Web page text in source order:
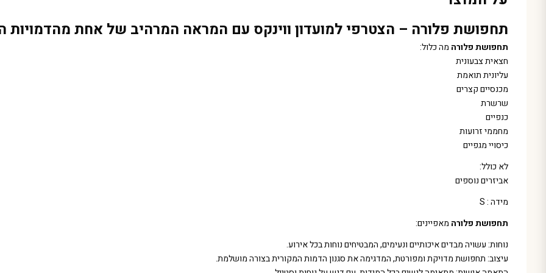
תחפושת פלורה – הצטרפי למועדון ווינקס עם המראה המרהיב של אחת מהדמויות
תחפושת פלורה מה כלול:
חצאית צבעונית
עליונית תואמת
מכנסיים קצרים
שרשרת
כנפיים
מחממי זרועות
כיסויי מגפיים
לא כולל:
אביזרים נוספים
מידה : S
תחפושת פלורה מאפיינים:
נוחות: עשויה מבדים איכותיים ונעימים, המבטיחים נוחות בכל אירוע.
עיצוב: תחפושת מדויקת ומפורטת, המדגימה את סגנון הדמות המקורית בצורה מושלמת.